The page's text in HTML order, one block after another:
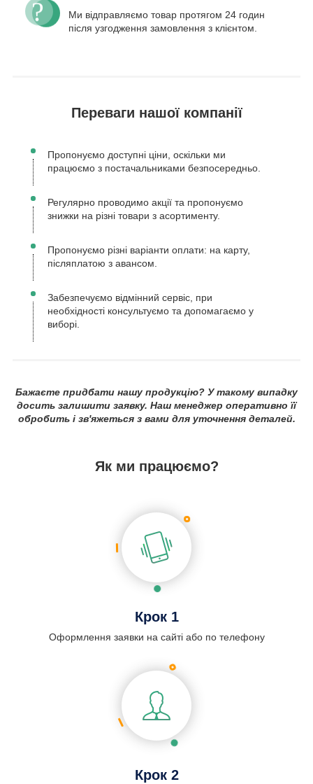
Ми відправляємо товар протягом 24 годин
після узгодження замовлення з клієнтом.
Переваги нашої компанії
Пропонуємо доступні ціни, оскільки ми
працюємо з постачальниками безпосередньо.
Регулярно проводимо акції та пропонуємо
знижки на різні товари з асортименту.
Пропонуємо різні варіанти оплати: на карту,
післяплатою з авансом.
Забезпечуємо відмінний сервіс, при
необхідності консультуємо та допомагаємо у
виборі.
Бажаєте придбати нашу продукцію? У такому випадку
досить залишити заявку. Наш менеджер оперативно її
обробить і зв'яжеться з вами для уточнення деталей.
Як ми працюємо?
Крок 1
Оформлення заявки на сайті або по телефону
Крок 2